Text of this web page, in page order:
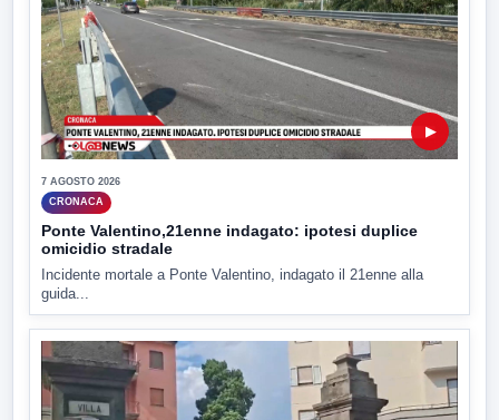
▶
7 AGOSTO 2026
CRONACA
Ponte Valentino,21enne indagato: ipotesi duplice
omicidio stradale
Incidente mortale a Ponte Valentino, indagato il 21enne alla
guida...